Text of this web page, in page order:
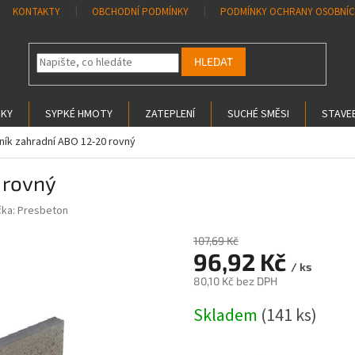
KONTAKTY OBCHODNÍ PODMÍNKY PODMÍNKY OCHRANY
HLEDAT
SYPKÉ HMOTY ZATEPLENÍ SUCHÉ SMĚSI
zahradní ABO 12-20 rovný
rovný
Presbeton
107,69 Kč
96,92 Kč / ks
80,10 Kč bez DPH
cena:
Skladem (141 ks)